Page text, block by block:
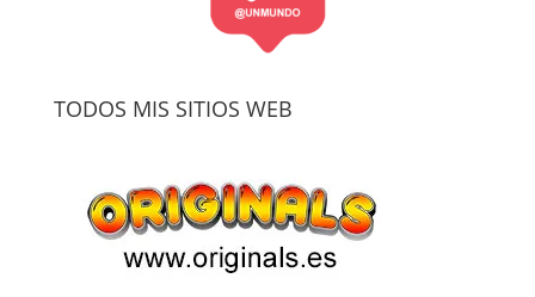
TODOS MIS SITIOS WEB